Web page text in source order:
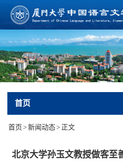
首页
首页 > 新闻动态> 正文
北京大学孙玉文教授做客至